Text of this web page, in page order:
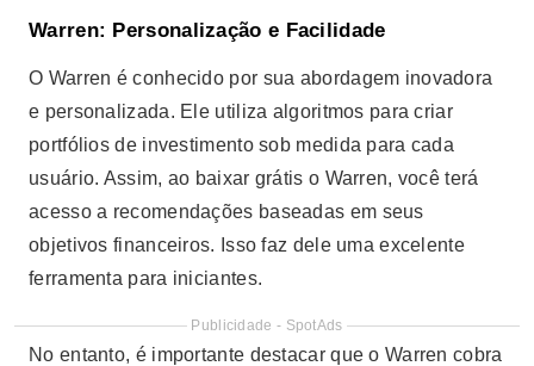
Warren: Personalização e Facilidade
O Warren é conhecido por sua abordagem inovadora
e personalizada. Ele utiliza algoritmos para criar
portfólios de investimento sob medida para cada
usuário. Assim, ao baixar grátis o Warren, você terá
acesso a recomendações baseadas em seus
objetivos financeiros. Isso faz dele uma excelente
ferramenta para iniciantes.
Publicidade - SpotAds
No entanto, é importante destacar que o Warren cobra